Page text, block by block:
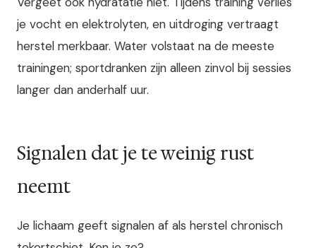
je vocht en elektrolyten, en uitdroging vertraagt
herstel merkbaar. Water volstaat na de meeste
trainingen; sportdranken zijn alleen zinvol bij sessies
langer dan anderhalf uur.
Signalen dat je te weinig rust
neemt
Je lichaam geeft signalen af als herstel chronisch